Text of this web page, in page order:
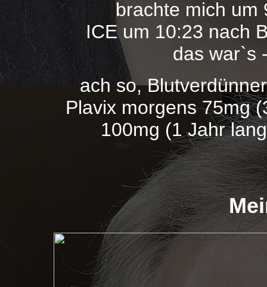
brachte mich um
ICE um 10:23 nach
das war`s
ach so,
Plavix morgens 75mg
100mg (1 Jahr